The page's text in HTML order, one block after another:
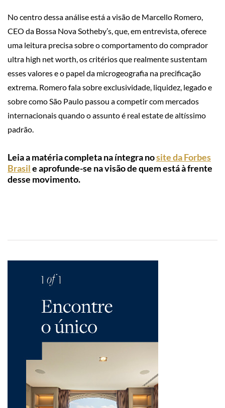
No centro dessa análise está a visão de Marcello Romero,
CEO da Bossa Nova Sotheby’s, que, em entrevista, oferece
uma leitura precisa sobre o comportamento do comprador
ultra high net worth, os critérios que realmente sustentam
esses valores e o papel da microgeografia na precificação
extrema. Romero fala sobre exclusividade, liquidez, legado e
sobre como São Paulo passou a competir com mercados
internacionais quando o assunto é real estate de altíssimo
padrão.
Leia a matéria completa na íntegra nosite da Forbes
Brasile aprofunde-se na visão de quem está à frente
desse movimento.